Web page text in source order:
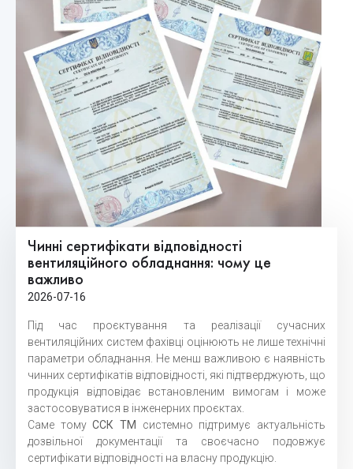
Чинні сертифікати відповідності
вентиляційного обладнання: чому це
важливо
2026-07-16
Під час проєктування та реалізації сучасних
вентиляційних систем фахівці оцінюють не лише технічні
параметри обладнання. Не менш важливою є наявність
чинних сертифікатів відповідності, які підтверджують, що
продукція відповідає встановленим вимогам і може
застосовуватися в інженерних проєктах.
Саме томуССК ТМ
системно підтримує актуальність
дозвільної документації та своєчасно подовжує
сертифікати відповідності на власну продукцію.